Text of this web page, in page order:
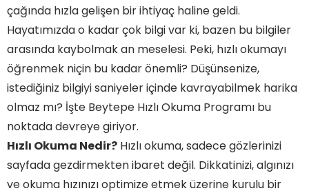
çağında hızla gelişen bir ihtiyaç haline geldi.
Hayatımızda o kadar çok bilgi var ki, bazen bu bilgiler
arasında kaybolmak an meselesi. Peki, hızlı okumayı
öğrenmek niçin bu kadar önemli? Düşünsenize,
istediğiniz bilgiyi saniyeler içinde kavrayabilmek harika
olmaz mı? İşte Beytepe Hızlı Okuma Programı bu
noktada devreye giriyor.
Hızlı Okuma Nedir? Hızlı okuma, sadece gözlerinizi
sayfada gezdirmekten ibaret değil. Dikkatinizi, algınızı
ve okuma hızınızı optimize etmek üzerine kurulu bir